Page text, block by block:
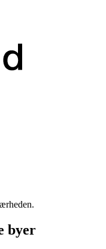
byer